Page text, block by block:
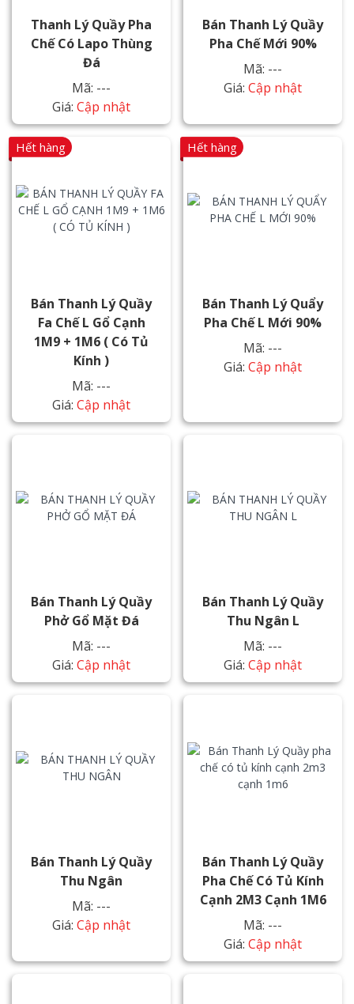
Thanh Lý Quầy Pha
Chế Có Lapo Thùng
Đá
Mã: ---
Giá: Cập nhật
Bán Thanh Lý Quầy
Pha Chế Mới 90%
Mã: ---
Giá: Cập nhật
Bán Thanh Lý Quầy
Fa Chế L Gổ Cạnh
1M9 + 1M6 ( Có Tủ
Kính )
Mã: ---
Giá: Cập nhật
Hết hàng
Bán Thanh Lý Quẩy
Pha Chế L Mới 90%
Mã: ---
Giá: Cập nhật
Hết hàng
Bán Thanh Lý Quầy
Phở Gổ Mặt Đá
Mã: ---
Giá: Cập nhật
Bán Thanh Lý Quầy
Thu Ngân L
Mã: ---
Giá: Cập nhật
Bán Thanh Lý Quầy
Thu Ngân
Mã: ---
Giá: Cập nhật
Bán Thanh Lý Quầy
Pha Chế Có Tủ Kính
Cạnh 2M3 Cạnh 1M6
Mã: ---
Giá: Cập nhật